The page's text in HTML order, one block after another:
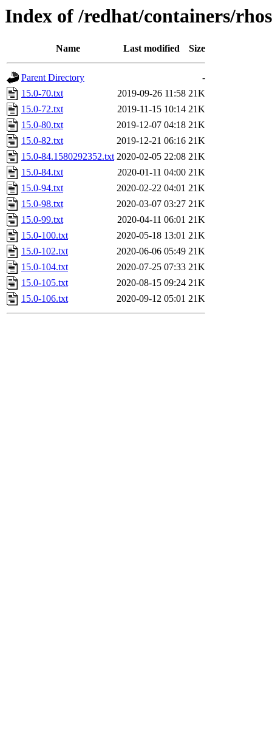
Index of /redhat/containers/
Name Last modified Size
Parent Directory
-
15.0-70.txt
2019-09-26 11:58 21K
15.0-72.txt
2019-11-15 10:14 21K
15.0-80.txt
2019-12-07 04:18 21K
15.0-82.txt
2019-12-21 06:16 21K
15.0-84.1580292352.txt 2020-02-05 22:08 21K
15.0-84.txt
2020-01-11 04:00 21K
15.0-94.txt
2020-02-22 04:01 21K
15.0-98.txt
2020-03-07 03:27 21K
15.0-99.txt
2020-04-11 06:01 21K
15.0-100.txt
2020-05-18 13:01 21K
15.0-102.txt
2020-06-06 05:49 21K
15.0-104.txt
2020-07-25 07:33 21K
15.0-105.txt
2020-08-15 09:24 21K
15.0-106.txt
2020-09-12 05:01 21K